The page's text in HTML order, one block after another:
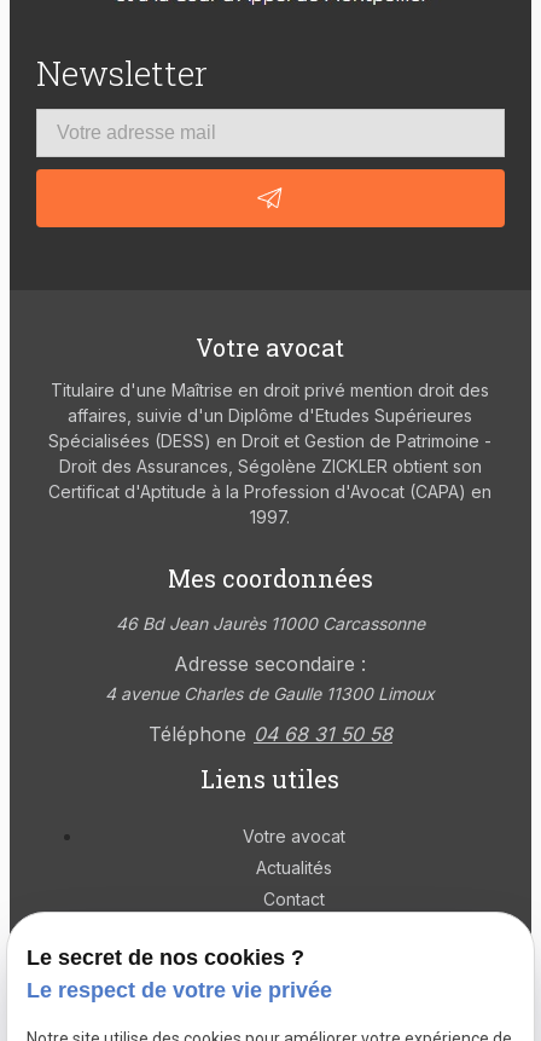
Newsletter
Votre avocat
Titulaire d'une Maîtrise en droit privé mention droit des
affaires, suivie d'un Diplôme d'Etudes Supérieures
Spécialisées (DESS) en Droit et Gestion de Patrimoine -
Droit des Assurances, Ségolène ZICKLER obtient son
Certificat d'Aptitude à la Profession d'Avocat (CAPA) en
1997.
Mes coordonnées
46 Bd Jean Jaurès11000 Carcassonne
Adresse secondaire :
4 avenue Charles de Gaulle11300 Limoux
Téléphone 04 68 31 50 58
Liens utiles
Votre avocat
Actualités
Contact
Droit de la famille
Droit civil
Le secret de nos cookies ?
Le respect de votre vie privée